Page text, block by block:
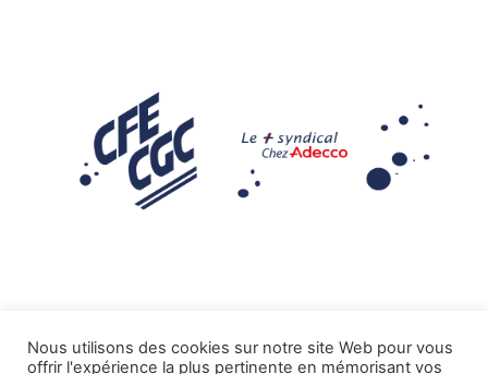
Nous utilisons des cookies sur notre site Web pour vous
offrir l'expérience la plus pertinente en mémorisant vos